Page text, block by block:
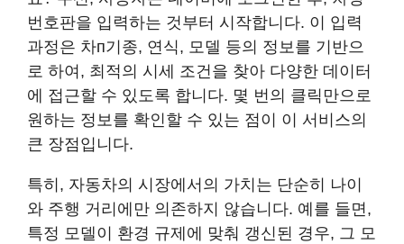
번호판을 입력하는 것부터 시작합니다. 이 입력
과정은 차п기종, 연식, 모델 등의 정보를 기반으
로 하여, 최적의 시세 조건을 찾아 다양한 데이터
에 접근할 수 있도록 합니다. 몇 번의 클릭만으로
원하는 정보를 확인할 수 있는 점이 이 서비스의
큰 장점입니다.
특히, 자동차의 시장에서의 가치는 단순히 나이
와 주행 거리에만 의존하지 않습니다. 예를 들면,
특정 모델이 환경 규제에 맞춰 갱신된 경우, 그 모